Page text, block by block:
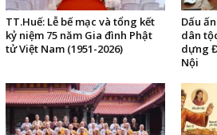
TT.Huế: Lễ bế mạc và tổng kết
kỷ niệm 75 năm Gia đình Phật
tử Việt Nam (1951-2026)
Dấu
dân
dựng
Nội